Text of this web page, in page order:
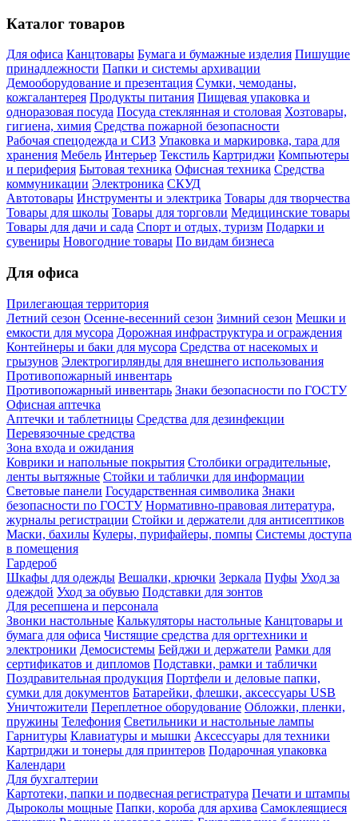
Каталог товаров
Для офиса Канцтовары Бумага и бумажные изделия Пишущие
принадлежности Папки и системы архивации
Демооборудование и презентация Сумки, чемоданы,
кожгалантерея Продукты питания Пищевая упаковка и
одноразовая посуда Посуда стеклянная и столовая Хозтовары,
гигиена, химия Средства пожарной безопасности
Рабочая спецодежда и СИЗ Упаковка и маркировка, тара для
хранения Мебель Интерьер Текстиль Картриджи Компьютеры
и периферия Бытовая техника Офисная техника Средства
коммуникации Электроника СКУД
Автотовары Инструменты и электрика Товары для творчества
Товары для школы Товары для торговли Медицинские товары
Товары для дачи и сада Спорт и отдых, туризм Подарки и
сувениры Новогодние товары По видам бизнеса
Для офиса
Прилегающая территория
Летний сезон Осенне-весенний сезон Зимний сезон Мешки и
емкости для мусора Дорожная инфраструктура и ограждения
Контейнеры и баки для мусора Средства от насекомых и
грызунов Электрогирлянды для внешнего использования
Противопожарный инвентарь
Противопожарный инвентарь Знаки безопасности по ГОСТУ
Офисная аптечка
Аптечки и таблетницы Средства для дезинфекции
Перевязочные средства
Зона входа и ожидания
Коврики и напольные покрытия Столбики оградительные,
ленты вытяжные Стойки и таблички для информации
Световые панели Государственная символика Знаки
безопасности по ГОСТУ Нормативно-правовая литература,
журналы регистрации Стойки и держатели для антисептиков
Маски, бахилы Кулеры, пурифайеры, помпы Системы доступа
в помещения
Гардероб
Шкафы для одежды Вешалки, крючки Зеркала Пуфы Уход за
одеждой Уход за обувью Подставки для зонтов
Для ресепшена и персонала
Звонки настольные Калькуляторы настольные Канцтовары и
бумага для офиса Чистящие средства для оргтехники и
электроники Демосистемы Бейджи и держатели Рамки для
сертификатов и дипломов Подставки, рамки и таблички
Поздравительная продукция Портфели и деловые папки,
сумки для документов Батарейки, флешки, аксессуары USB
Уничтожители Переплетное оборудование Обложки, пленки,
пружины Телефония Светильники и настольные лампы
Гарнитуры Клавиатуры и мышки Аксессуары для техники
Картриджи и тонеры для принтеров Подарочная упаковка
Календари
Для бухгалтерии
Картотеки, папки и подвесная регистратура Печати и штампы
Дыроколы мощные Папки, короба для архива Самоклеящиеся